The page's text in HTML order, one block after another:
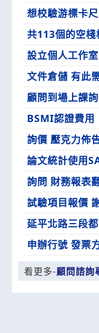
想校驗游標卡
共113個的空棧
設立個人工作
文件倉儲 有此
顧問到場上課
BSMI認證費用
詢價 壓克力佈
論文統計使用
詢問 財務報表
試驗項目報價
延平北路三段
申辦行號 發票
看更多-顧問諮詢